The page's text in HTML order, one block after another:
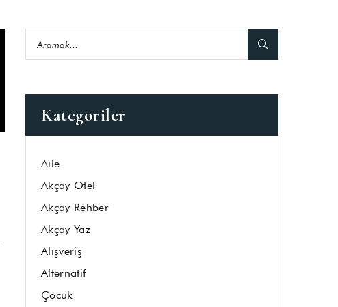
Kategoriler
Aile
Akçay Otel
Akçay Rehber
Akçay Yaz
Alışveriş
Alternatif
Çocuk